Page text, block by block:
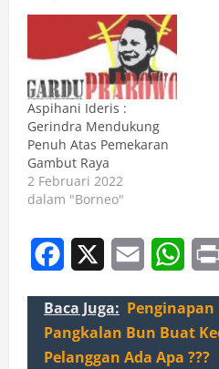
Aspihani Ideris :
Gerindra Mendukung
Penuh Atas Pemekaran
Gambut Raya
2 Februari 2022
dalam "Borneo"
Facebook Email
Baca Juga: Penginapan
Pangkalan Bun Buat
Pelanggan Ada Apa ???